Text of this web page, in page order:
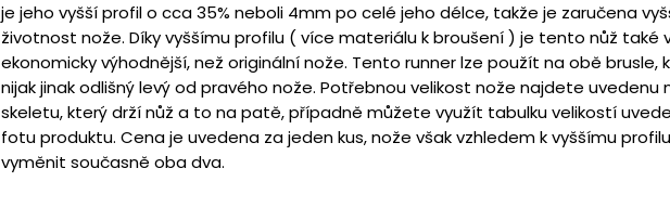
je jeho vyšší profil o cca 35% neboli 4mm po celé jeho délce, takže je zaručena
životnost nože. Díky vyššímu profilu ( více materiálu k broušení ) je tento nůž také
ekonomicky výhodnější, než originální nože. Tento runner lze použít na obě brusle,
nijak jinak odlišný levý od pravého nože. Potřebnou velikost nože najdete uvedenu
skeletu, který drží nůž a to na patě, případně můžete využít tabulku velikostí
fotu produktu. Cena je uvedena za jeden kus, nože však vzhledem k vyššímu
vyměnit současně oba dva.